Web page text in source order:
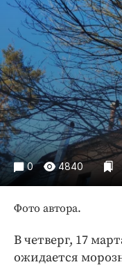
Образование
Общество
Погода
Праздники
Спорт
Экономика и
ПРОЕКТЫ
Блоги
Интересное
0 4840
Фото автора.
В четверг, 17
ожидается